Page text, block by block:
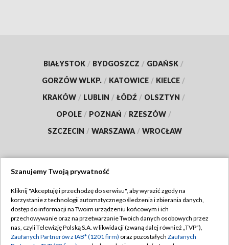
BIAŁYSTOK / BYDGOSZCZ / GDAŃSK /
GORZÓW WLKP. / KATOWICE / KIELCE /
KRAKÓW / LUBLIN / ŁÓDŹ / OLSZTYN /
OPOLE / POZNAŃ / RZESZÓW /
SZCZECIN / WARSZAWA / WROCŁAW
TVP
Abonament TVP
Emisja w TVP
Regulamin TVP
Polityka prywatności
Szanujemy Twoją prywatność
Kliknij "Akceptuję i przechodzę do serwisu", aby wyrazić zgody na
korzystanie z technologii automatycznego śledzenia i zbierania danych,
dostęp do informacji na Twoim urządzeniu końcowym i ich
przechowywanie oraz na przetwarzanie Twoich danych osobowych przez
nas, czyli Telewizję Polską S.A. w likwidacji (zwaną dalej również „TVP”),
Zaufanych Partnerów z IAB* (1201 firm) oraz pozostałych Zaufanych